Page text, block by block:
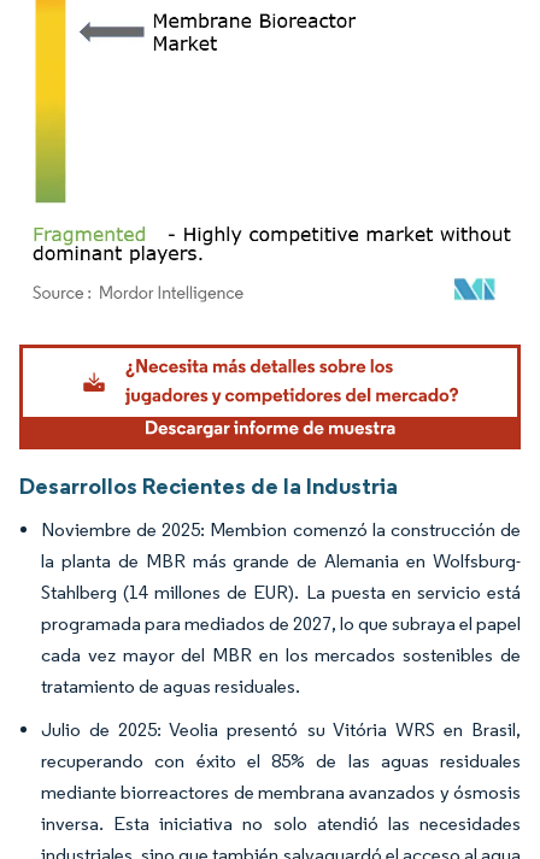
Imagen © Mordor Intelligence. El uso requiere atribución según CC BY 4.0.
Desarrollos Recientes de la Industria
Noviembre de 2025: Membion comenzó la construcción de
la planta de MBR más grande de Alemania en Wolfsburg-
Stahlberg (14 millones de EUR). La puesta en servicio está
programada para mediados de 2027, lo que subraya el papel
cada vez mayor del MBR en los mercados sostenibles de
tratamiento de aguas residuales.
Julio de 2025: Veolia presentó su Vitória WRS en Brasil,
recuperando con éxito el 85% de las aguas residuales
mediante biorreactores de membrana avanzados y ósmosis
inversa. Esta iniciativa no solo atendió las necesidades